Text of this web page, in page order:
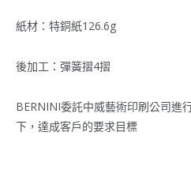
紙材：特銅紙126.6g
後加工：彈簧摺4摺
BERNINI委託中威藝術印刷公司進
下，達成客戶的要求目標